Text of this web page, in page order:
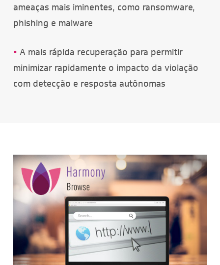
ameaças mais iminentes, como ransomware,
phishing e malware
• A mais rápida recuperação para permitir
minimizar rapidamente o impacto da violação
com detecção e resposta autônomas